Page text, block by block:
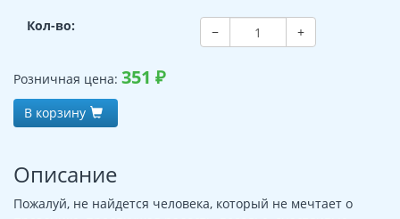
Кол-во: − +
Розничная цена: 351 ₽
В корзину
Описание
Пожалуй, не найдется человека, который не мечтает о